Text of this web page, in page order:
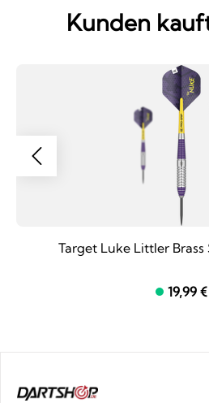
Kunden
Target Luke Littler
19,99 €